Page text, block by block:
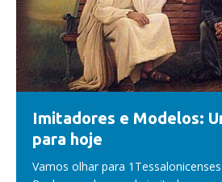
Imitadores e Modelos:
para hoje
Vamos olhar para